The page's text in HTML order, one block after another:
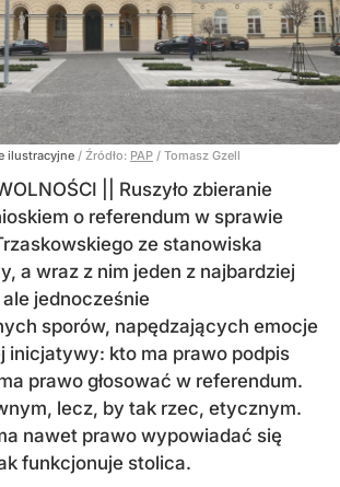
ilustracyjne / Źródło: PAP / Tomasz Gzell
|| Ruszyło zbieranie
o referendum w sprawie
ze stanowiska
a wraz z nim jeden z najbardziej
jednocześnie
sporów, napędzających emocje
inicjatywy: kto ma prawo podpis
prawo głosować w referendum.
lecz, by tak rzec, etycznym.
nawet prawo wypowiadać się
funkcjonuje stolica.